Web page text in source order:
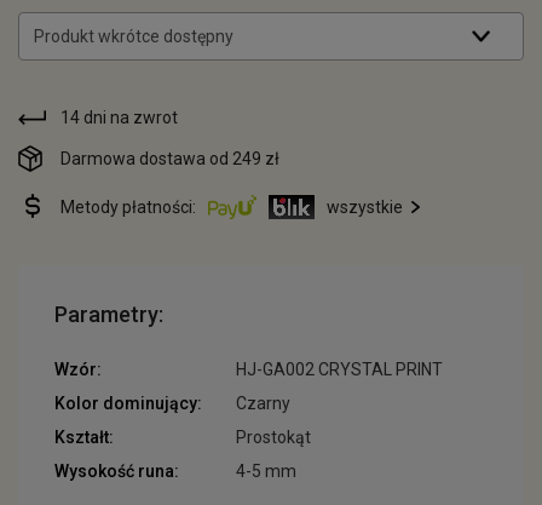
Produkt wkrótce dostępny
14 dni na zwrot
Darmowa dostawa od 249 zł
Metody płatności: wszystkie
Parametry:
Wzór:
HJ-GA002 CRYSTAL PRINT
Kolor dominujący:
Czarny
Kształt:
Prostokąt
Wysokość runa:
4-5 mm